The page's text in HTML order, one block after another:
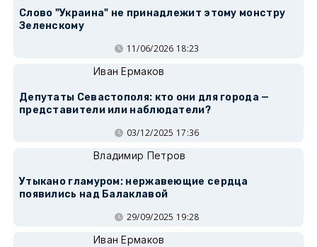
Слово "Украина" не принадлежит этому монстру
Зеленскому
11/06/2026 18:23
Иван Ермаков
Депутаты Севастополя: кто они для города —
представители или наблюдатели?
03/12/2025 17:36
Владимир Петров
Утыкано гламуром: нержавеющие сердца
появились над Балаклавой
29/09/2025 19:28
Иван Ермаков